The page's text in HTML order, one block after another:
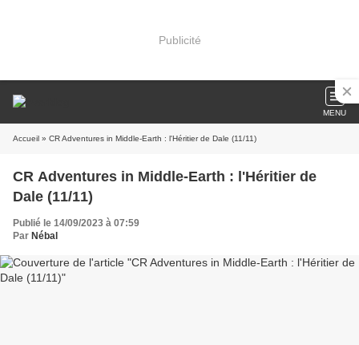
Publicité
MENU
Accueil » CR Adventures in Middle-Earth : l'Héritier de Dale (11/11)
CR Adventures in Middle-Earth : l'Héritier de
Dale (11/11)
Publié le 14/09/2023 à 07:59
Par Nébal